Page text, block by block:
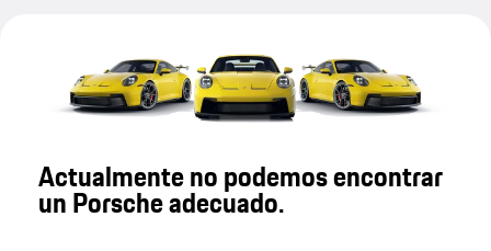
Actualmente no podemos encontrar
un Porsche adecuado.